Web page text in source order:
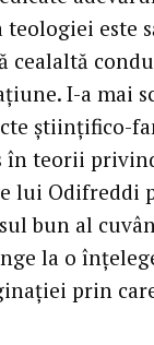
este
cealaltă
I-a mai
ştiinţifico-
în teorii
Odifreddi
bun al
la o
prin